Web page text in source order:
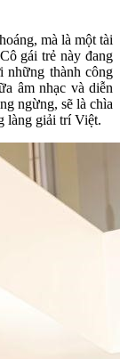
mà là một tài
gái trẻ này đang
những thành công
âm nhạc và diễn
ngừng, sẽ là chìa
làng giải trí Việt.